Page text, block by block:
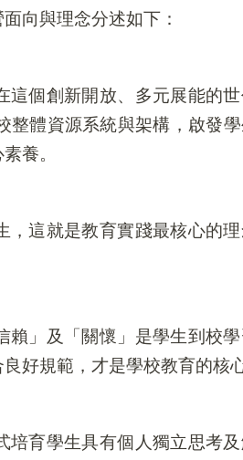
向與理念分述如下：
個創新開放、多元展能的
體資源系統與架構，啟發
養。
這就是教育實踐最核心的
」及「關懷」是學生到校
好規範，才是學校教育的核心
育學生具有個人獨立思考